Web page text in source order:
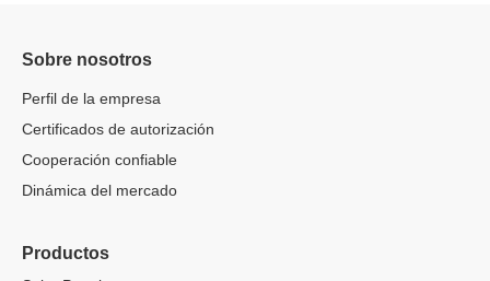
Sobre nosotros
Perfil de la empresa
Certificados de autorización
Cooperación confiable
Dinámica del mercado
Productos